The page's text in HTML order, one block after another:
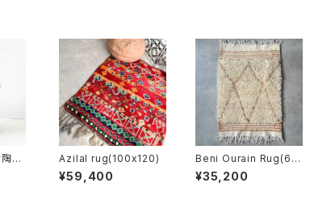
陶器 Azilal rug(100x120)
¥59,400
Beni Ourain Rug(65
x100cm)
¥35,200